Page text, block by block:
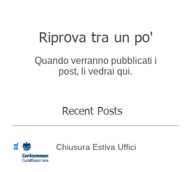
Riprova tra un po'
Quando verranno pubblicati i
post, li vedrai qui.
Recent Posts
Chiusura Estiva Uffici